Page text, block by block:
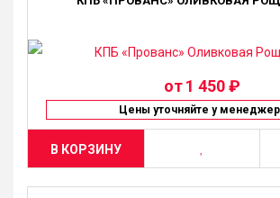
от 1 450 ₽
Цены уточняйте у
В КОРЗИНУ